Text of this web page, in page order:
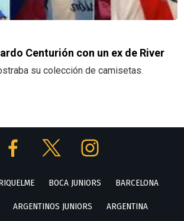
Centurión con un ex de River
su colección de camisetas.
BOCA JUNIORS BARCELONA
ARGENTINOS JUNIORS ARGENTINA